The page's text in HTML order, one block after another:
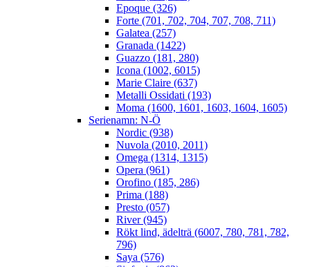
Epoque (326)
Forte (701, 702, 704, 707, 708, 711)
Galatea (257)
Granada (1422)
Guazzo (181, 280)
Icona (1002, 6015)
Marie Claire (637)
Metalli Ossidati (193)
Moma (1600, 1601, 1603, 1604, 1605)
Serienamn: N-Ö
Nordic (938)
Nuvola (2010, 2011)
Omega (1314, 1315)
Opera (961)
Orofino (185, 286)
Prima (188)
Presto (057)
River (945)
Rökt lind, ädelträ (6007, 780, 781, 782,
796)
Saya (576)